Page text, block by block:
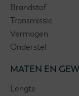
Brandstof
Transmissie
Vermogen
Onderstel
MATEN EN
Lengte